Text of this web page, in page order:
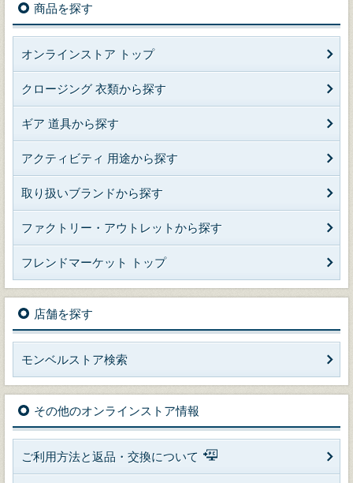
商品を探す
オンラインストア トップ
クロージング 衣類から探す
ギア 道具から探す
アクティビティ 用途から探す
取り扱いブランドから探す
ファクトリー・アウトレットから探す
フレンドマーケット トップ
店舗を探す
モンベルストア検索
その他のオンラインストア情報
ご利用方法と返品・交換について